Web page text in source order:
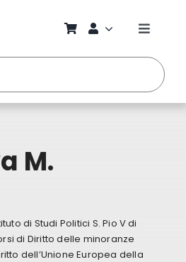
Toggle
Chi
M.
di Studi Politici S. Pio V di
di Diritto delle minoranze
dell’Unione Europea della